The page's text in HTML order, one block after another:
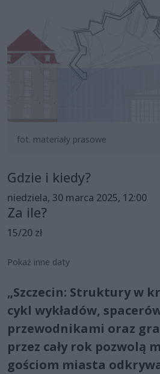
fot. materiały prasowe
Gdzie i kiedy?
niedziela, 30 marca 2025, 12:00
Za ile?
15/20 zł
Pokaż inne daty
„Szczecin: Struktury w
cykl wykładów,
przewodnikami oraz
przez cały rok pozwolą
gościom miasta